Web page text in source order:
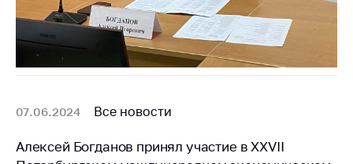
Приемная
Министра
Горячая линия
Вышестоящий
орган
07.06.2024 Все новости
Алексей Богданов принял участие в XXVII